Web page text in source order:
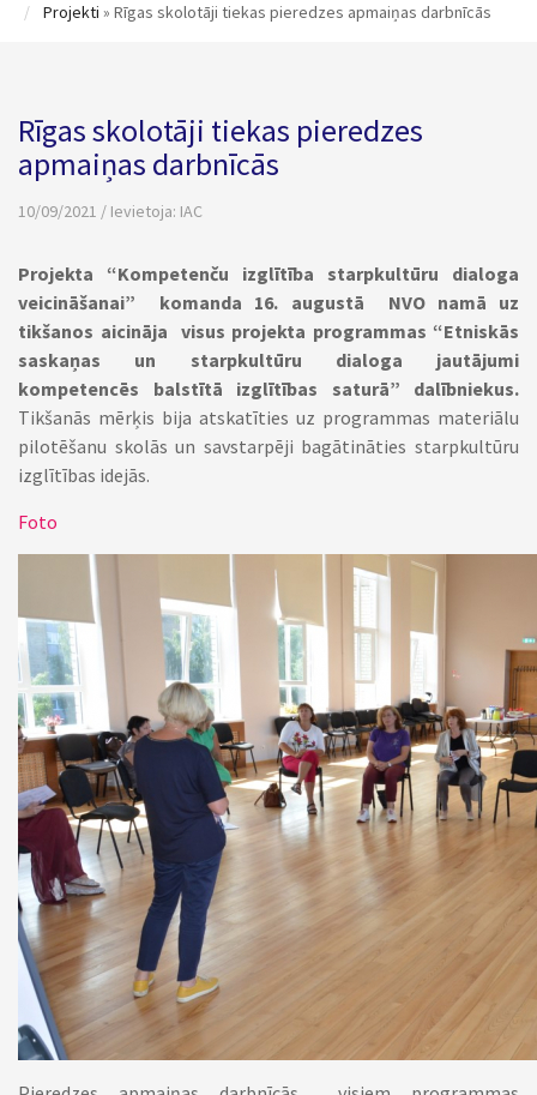
Projekti » Rīgas skolotāji tiekas pieredzes apmaiņas darbnīcās
Rīgas skolotāji tiekas pieredzes
apmaiņas darbnīcās
10/09/2021 / Ievietoja: IAC
Projekta “Kompetenču izglītība starpkultūru dialoga
veicināšanai” komanda 16. augustā NVO namā uz
tikšanos aicināja visus projekta programmas “Etniskās
saskaņas un starpkultūru dialoga jautājumi
kompetencēs balstītā izglītības saturā” dalībniekus.
Tikšanās mērķis bija atskatīties uz programmas materiālu
pilotēšanu skolās un savstarpēji bagātināties starpkultūru
izglītības idejās.
Foto